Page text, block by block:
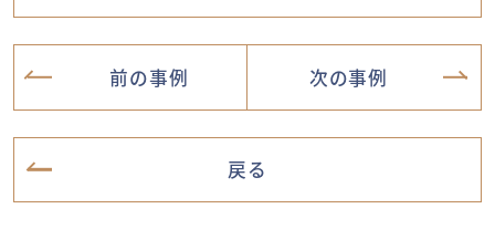
前の事例 次の事例
戻る